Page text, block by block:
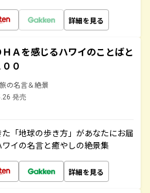
詳細を見る
ＨＡを感じるハワイのことばと
０
の名言＆絶景
発売
「地球の歩き方」があなたにお届
イの名言と癒やしの絶景集
詳細を見る